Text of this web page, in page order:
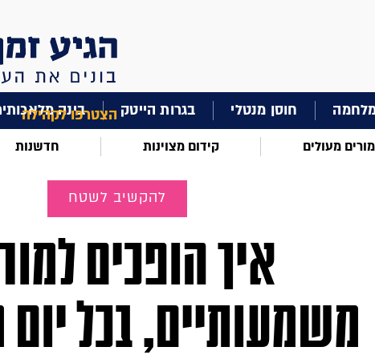
הצטרפו לקהילה חוסן מנטלי בגרות הייטק בינה
מורים מעולים קידום מצוינות חדשנות
להקשיב לשטח
איך הופכים
משמעותיים, בכל